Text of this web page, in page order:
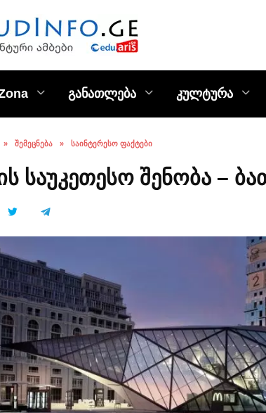
განათლება კულტურა
» ᲨᲔᲛᲔᲪᲜᲔᲑᲐ » ᲡᲐᲘᲜᲢᲔᲠᲔᲡᲝ ᲤᲐᲥᲢᲔᲑᲘ
საუკეთესო შენობა –